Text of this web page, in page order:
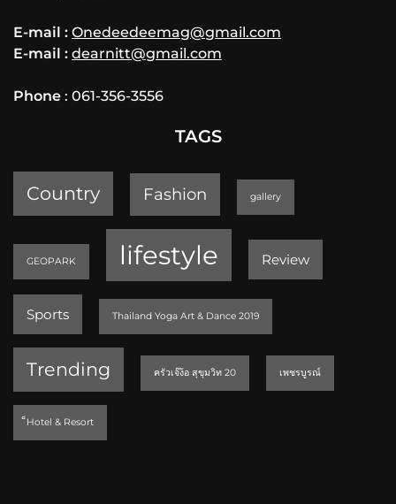
E-mail : Onedeedeemag@gmail.com
E-mail : dearnitt@gmail.com
Phone : 061-356-3556
TAGS
Country Fashion gallery
GEOPARK lifestyle Review
Sports Thailand Yoga Art & Dance 2019
Trending ครัวเจ๊ง้อ สุขุมวิท 20 เพชรบูรณ์
็Hotel & Resort